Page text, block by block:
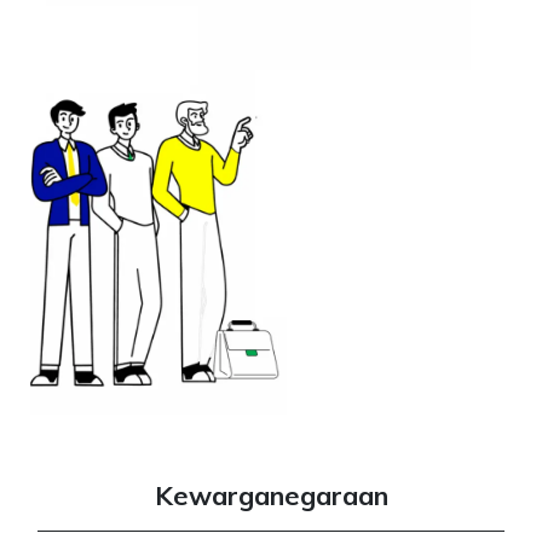
Kewarganegaraan